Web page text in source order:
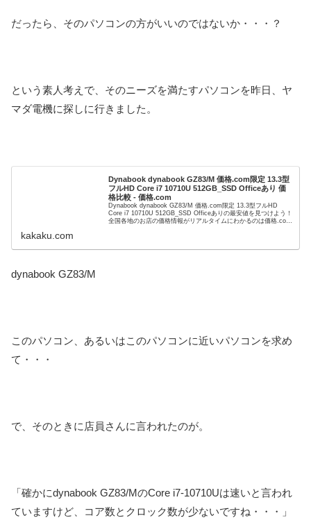
だったら、そのパソコンの方がいいのではないか・・・？
という素人考えで、そのニーズを満たすパソコンを昨日、ヤ
マダ電機に探しに行きました。
Dynabook dynabook GZ83/M 価格.com限定 13.3型
フルHD Core i7 10710U 512GB_SSD Officeあり 価
格比較 - 価格.com
Dynabook dynabook GZ83/M 価格.com限定 13.3型フルHD
Core i7 10710U 512GB_SSD Officeありの最安値を見つけよう！
全国各地のお店の価格情報がリアルタイムにわかるのは価格.com
kakaku.com
dynabook GZ83/M
このパソコン、あるいはこのパソコンに近いパソコンを求め
て・・・
で、そのときに店員さんに言われたのが。
「確かにdynabook GZ83/MのCore i7-10710Uは速いと言われ
ていますけど、コア数とクロック数が少ないですね・・・」